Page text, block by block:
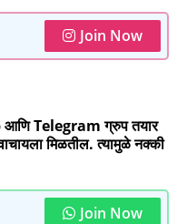
Join Now
आणि Telegram ग्रुप तयार
मिळतील. त्यामुळे नक्की
Join Now